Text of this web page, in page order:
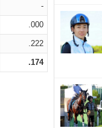
-
.000
.222
.174